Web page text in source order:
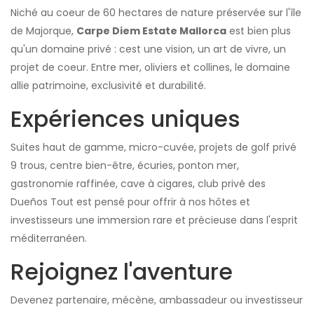
Niché au coeur de 60 hectares de nature préservée sur l'île
de Majorque, Carpe Diem Estate Mallorca est bien plus
qu'un domaine privé : cest une vision, un art de vivre, un
projet de coeur. Entre mer, oliviers et collines, le domaine
allie patrimoine, exclusivité et durabilité.
Expériences uniques
Suites haut de gamme, micro-cuvée, projets de golf privé
9 trous, centre bien-être, écuries, ponton mer,
gastronomie raffinée, cave à cigares, club privé des
Dueños Tout est pensé pour offrir à nos hôtes et
investisseurs une immersion rare et précieuse dans l'esprit
méditerranéen.
Rejoignez l'aventure
Devenez partenaire, mécène, ambassadeur ou investisseur